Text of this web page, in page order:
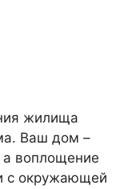
жилища
Ваш дом –
а воплощение
с окружающей